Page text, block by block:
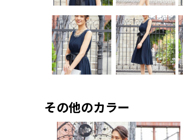
その他のカラー